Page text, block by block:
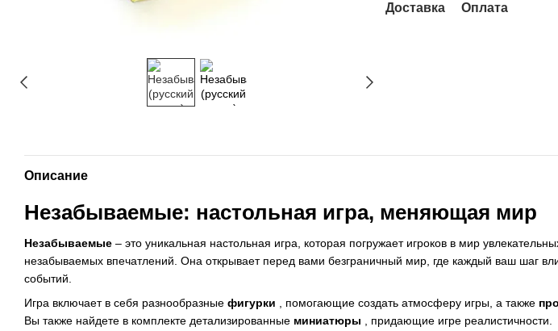
Доставка Оплата
Описание
Незабываемые: настольная игра, меняющая мир
Незабываемые – это уникальная настольная игра, которая погружает игроков в мир
незабываемых впечатлений. Она открывает перед вами безграничный мир, где каждый ваш шаг
событий.
Игра включает в себя разнообразные фигурки , помогающие создать атмосферу игры, а также
Вы также найдете в комплекте детализированные миниатюры , придающие игре реалистичности.